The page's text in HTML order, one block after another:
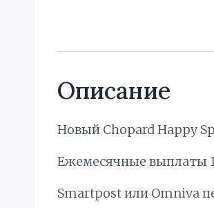
Описание
Новый Chopard Happy
Ежемесячные выплаты
Smartpost или Omniva